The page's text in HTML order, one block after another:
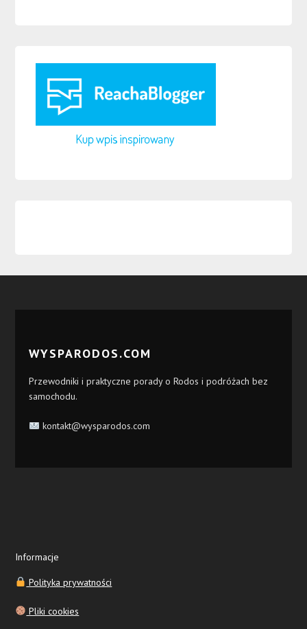
WYSPARODOS.COM
Przewodniki i praktyczne porady o Rodos i podróżach bez
samochodu.
kontakt@wysparodos.com
Informacje
Polityka prywatności
Pliki cookies